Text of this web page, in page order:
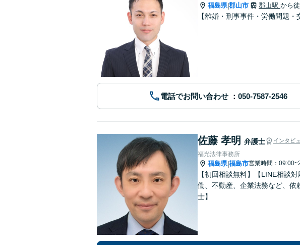
福島県|郡山市 郡山駅 から
【離婚・刑事事件・労働問題
電話でお問い合わせ
佐藤 孝明 弁護士 インタビ
福光法律事務所
福島県|福島市営業時間：
【初回相談無料】【LINE相談
働、不動産、企業法務など、
士】